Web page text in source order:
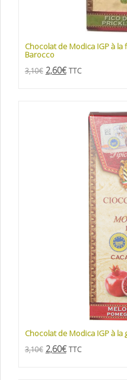
Chocolat de Modica IGP à
Barocco
3,10€ 2,60€ TTC
Chocolat de Modica IGP à
3,10€ 2,60€ TTC